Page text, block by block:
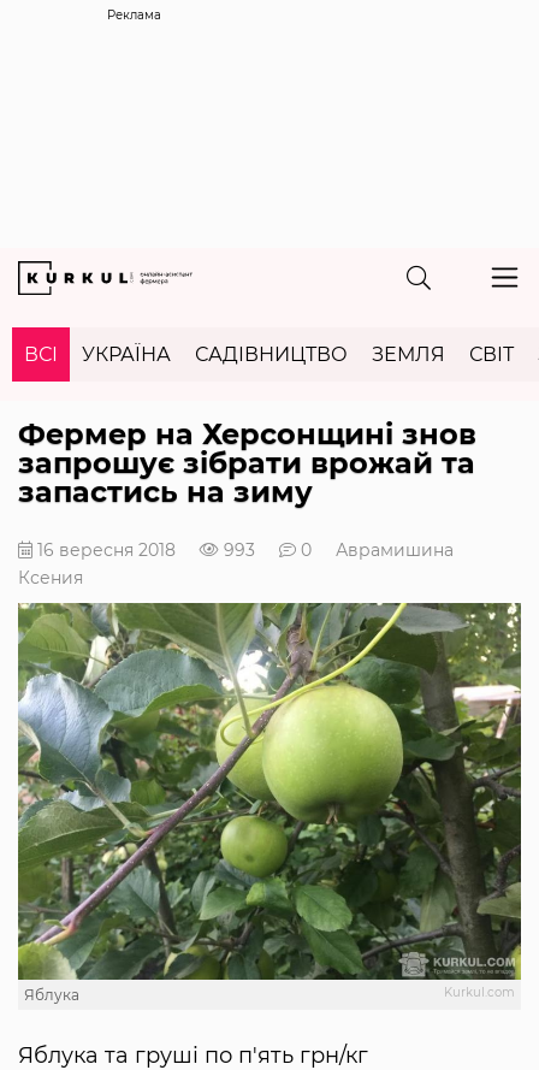
Реклама
ВСІ УКРАЇНА САДІВНИЦТВО ЗЕМЛЯ СВІТ
Фермер на Херсонщині знов
запрошує зібрати врожай та
запастись на зиму
16 вересня 2018 993 0
Аврамишина
Ксения
Kurkul.com
Яблука
Яблука та груші по п'ять грн/кг